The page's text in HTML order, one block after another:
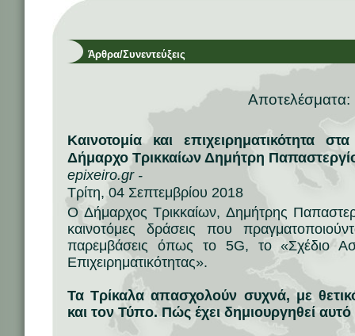
Άρθρα/Συνεντεύξεις
Αποτελέσματα:
Καινοτομία και επιχειρηματικότητα
Δήμαρχο Τρικκαίων Δημήτρη
epixeiro.gr -
Τρίτη, 04 Σεπτεμβρίου 2018
Ο Δήμαρχος Τρικκαίων, Δημήτρης
καινοτόμες δράσεις που
παρεμβάσεις όπως το 5G, το «Σχέδιο
Επιχειρηματικότητας».
Τα Τρίκαλα απασχολούν συχνά, με
και τον Τύπο. Πώς έχει δημιουργηθεί